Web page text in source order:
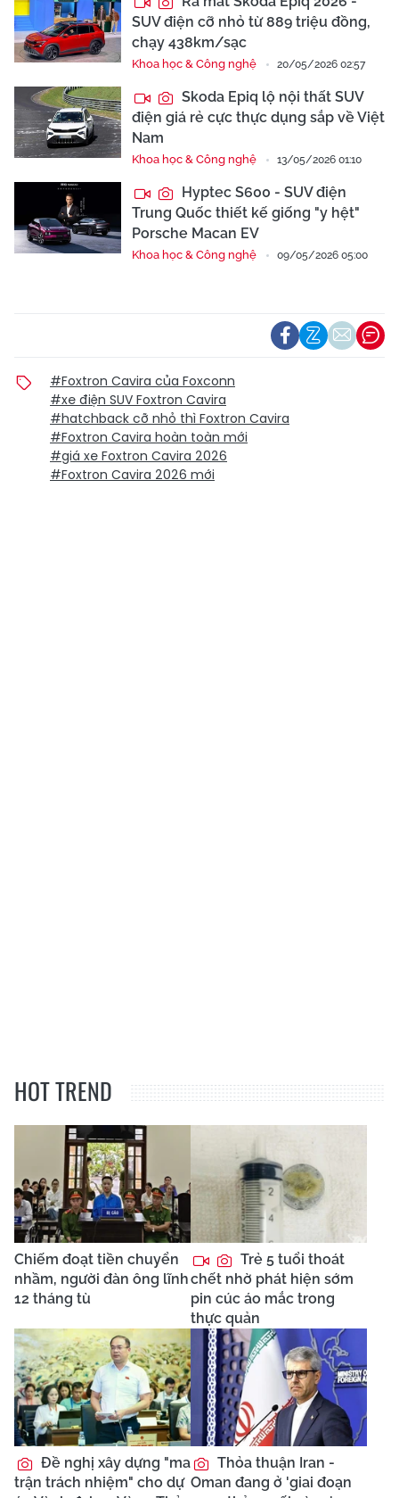
SUV điện cỡ nhỏ từ 889 triệu đồng,
chạy 438km/sạc
Khoa học & Công nghệ 20/05/2026 02:57
Skoda Epiq lộ nội thất SUV
điện giá rẻ cực thực dụng sắp về Việt
Nam
Khoa học & Công nghệ 13/05/2026 01:10
Hyptec S600 - SUV điện
Trung Quốc thiết kế giống "y hệt"
Porsche Macan EV
Khoa học & Công nghệ 09/05/2026 05:00
#Foxtron Cavira của Foxconn
#xe điện SUV Foxtron Cavira
#hatchback cỡ nhỏ thì Foxtron Cavira
#Foxtron Cavira hoàn toàn mới
#giá xe Foxtron Cavira 2026
#Foxtron Cavira 2026 mới
HOT TREND
Chiếm đoạt tiền chuyển
nhầm, người đàn ông lĩnh
12 tháng tù
Trẻ 5 tuổi thoát
chết nhờ phát hiện sớm
pin cúc áo mắc trong
thực quản
Đề nghị xây dựng "ma
trận trách nhiệm" cho dự
Thỏa thuận Iran -
Oman đang ở 'giai đoạn